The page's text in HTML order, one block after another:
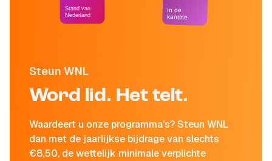
Steun WNL
Word lid. Het telt.
Waardeert u onze programma's? Steun WNL
dan met de jaarlijkse bijdrage van slechts
€8,50, de wettelijk minimale verplichte
Stand van
Nederland
In de
kantine